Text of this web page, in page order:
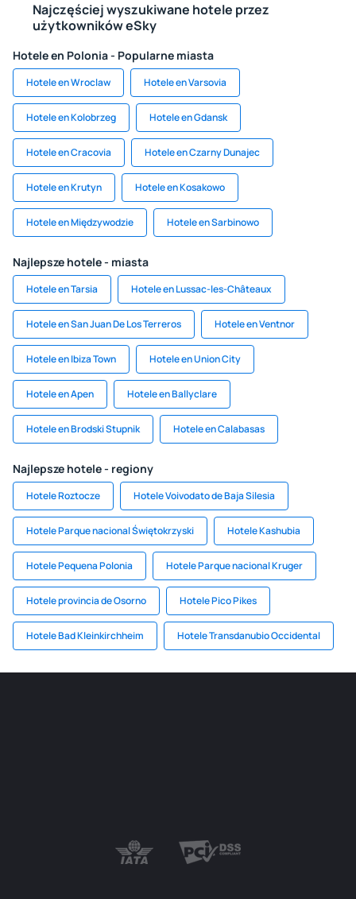
Najczęściej wyszukiwane hotele przez
użytkowników eSky
Hotele en Polonia - Popularne miasta
Hotele en Wroclaw Hotele en Varsovia
Hotele en Kolobrzeg Hotele en Gdansk
Hotele en Cracovia Hotele en Czarny Dunajec
Hotele en Krutyn Hotele en Kosakowo
Hotele en Międzywodzie Hotele en Sarbinowo
Najlepsze hotele - miasta
Hotele en Tarsia Hotele en Lussac-les-Châteaux
Hotele en San Juan De Los Terreros Hotele en Ventnor
Hotele en Ibiza Town Hotele en Union City
Hotele en Apen Hotele en Ballyclare
Hotele en Brodski Stupnik Hotele en Calabasas
Najlepsze hotele - regiony
Hotele Roztocze Hotele Voivodato de Baja Silesia
Hotele Parque nacional Świętokrzyski Hotele Kashubia
Hotele Pequena Polonia Hotele Parque nacional Kruger
Hotele provincia de Osorno Hotele Pico Pikes
Hotele Bad Kleinkirchheim Hotele Transdanubio Occidental